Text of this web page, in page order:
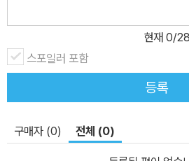
현재 0/
스포일러 포함
등록
구매자 (0) 전체 (0)